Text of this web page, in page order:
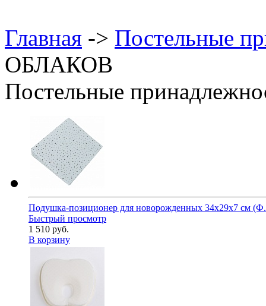
Главная -> Постельные
ОБЛАКОВ
Постельные
Подушка-позиционер для новорожденных 34x29x7 см
Быстрый просмотр
1 510 руб.
В корзину